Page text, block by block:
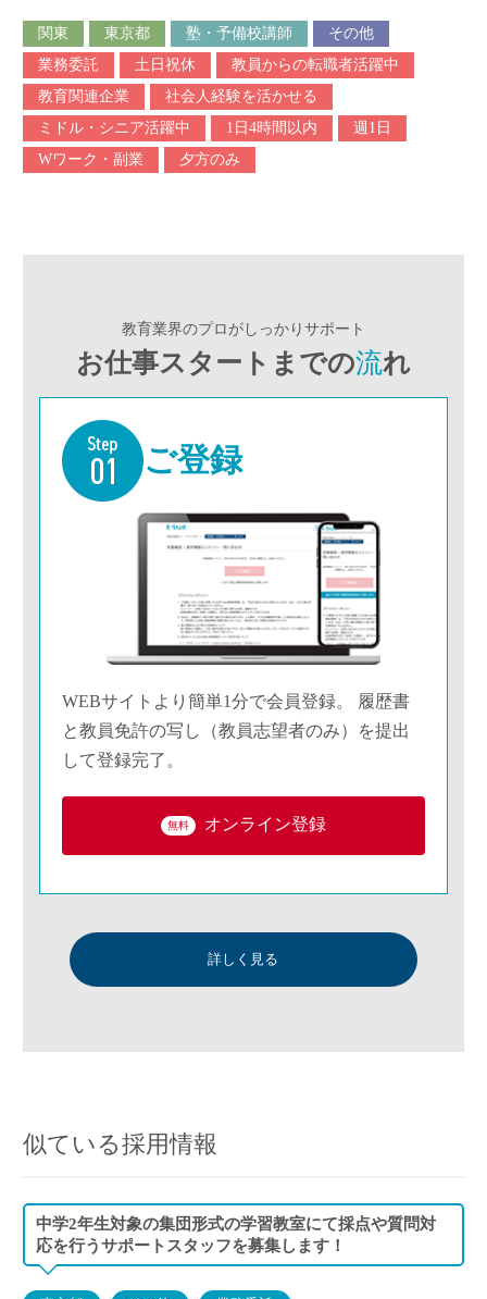
関東 東京都 塾・予備校講師
その他
業務委託
土日祝休
教員からの転職者活躍中
教育関連企業
社会人経験を活かせる
ミドル・シニア活躍中
1日4時間以内
週1日
Wワーク・副業
夕方のみ
教育業界のプロがしっかりサポート
お仕事スタートまでの流れ
ご登録
WEBサイトより簡単1分で会員登録。 履歴書
と教員免許の写し（教員志望者のみ）を提出
して登録完了。
無料 オンライン登録
詳しく見る
似ている採用情報
中学2年生対象の集団形式の学習教室にて採点や質問対
応を行うサポートスタッフを募集します！